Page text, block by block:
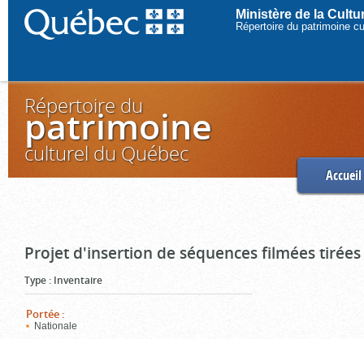
Ministère de la
Répertoire du patrimoine
Répertoire du
patrimoine
culturel du Québec
Accueil
Projet d'insertion de séquences filmées
Type : Inventaire
Portée :
Nationale